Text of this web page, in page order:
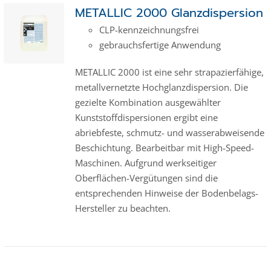
METALLIC 2000 Glanzdispersion
CLP-kenn­zeich­­nungs­frei
gebrauchsfertige Anwendung
METALLIC 2000 ist eine sehr strapazierfähige,
metallvernetzte Hochglanzdispersion. Die
gezielte Kombination ausgewählter
Kunststoffdispersionen ergibt eine
abriebfeste, schmutz- und wasserabweisende
Beschichtung. Bearbeitbar mit High-Speed-
Maschinen. Aufgrund werkseitiger
Oberflächen-Vergütungen sind die
entsprechenden Hinweise der Bodenbelags-
Hersteller zu beachten.